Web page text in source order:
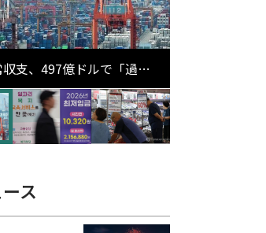
支、497億ドルで「過去
出が初の1000億ドル突破
ス